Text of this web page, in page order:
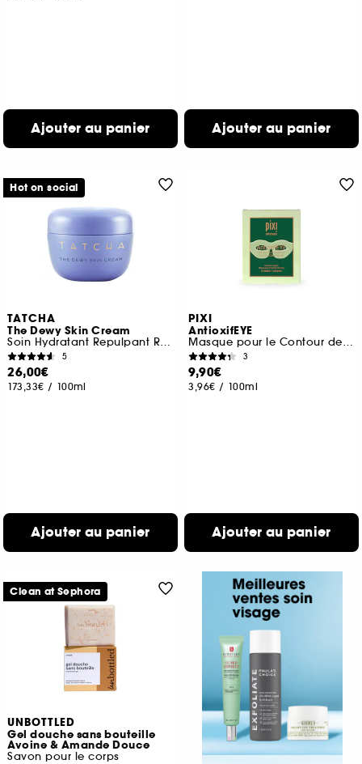
Ajouter au panier Ajouter au panier
TATCHA
The Dewy Skin Cream
Soin Hydratant Repulpant Riche Format Voyage
5
26,00€
173,33€ / 100ml
Ajouter au panier
Hot on social
PIXI
AntioxifEYE
Masque pour le Contour des Yeux
3
9,90€
3,96€ / 100ml
Ajouter au panier
UNBOTTLED
Gel douche sans bouteille
Avoine & Amande Douce
Savon pour le corps
Clean at Sephora